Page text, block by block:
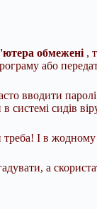
обмежені ,
або
вводити
системі сидів
І в жодному
а